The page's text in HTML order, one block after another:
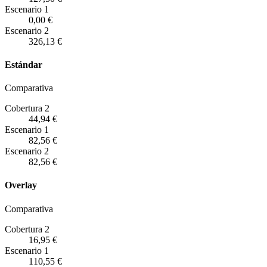
Escenario 1
0,00 €
Escenario 2
326,13 €
Estándar
Comparativa
Cobertura 2
44,94 €
Escenario 1
82,56 €
Escenario 2
82,56 €
Overlay
Comparativa
Cobertura 2
16,95 €
Escenario 1
110,55 €